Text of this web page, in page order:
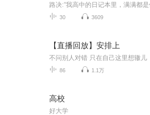
30 3609
【直播回放】安排上
不问别人对错 只在自己这里想辙儿
86 1.1万
高校
好大学